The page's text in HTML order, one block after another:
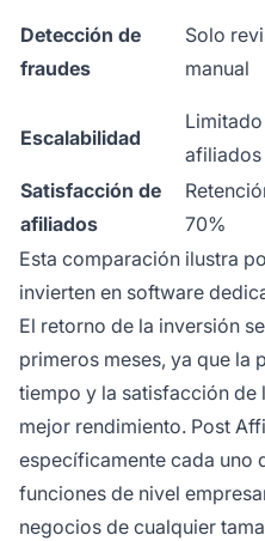
Detección de
fraudes
Solo
manual
Escalabilidad
afiliados
Satisfacción de
afiliados
70%
Esta comparación ilustra
invierten en software
El retorno de la inversión
primeros meses, ya que la
tiempo y la satisfacción de
mejor rendimiento. Post
específicamente cada uno
funciones de nivel
negocios de cualquier